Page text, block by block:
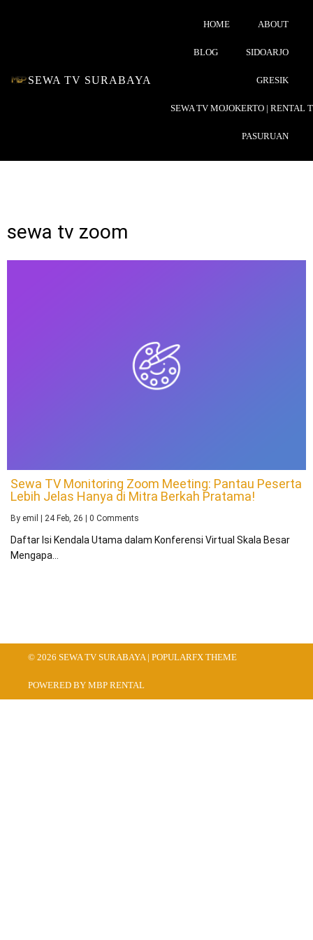
SEWA TV SURABAYA
HOME ABOUT
BLOG SIDOARJO
GRESIK
SEWA TV MOJOKERTO | RENTAL
PASURUAN
sewa tv zoom
Sewa TV Monitoring Zoom Meeting: Pantau Peserta
Lebih Jelas Hanya di Mitra Berkah Pratama!
By emil | 24 Feb, 26 | 0 Comments
Daftar Isi Kendala Utama dalam Konferensi Virtual Skala Besar
Mengapa…
© 2026 SEWA TV SURABAYA | POPULARFX THEME
POWERED BY MBP RENTAL